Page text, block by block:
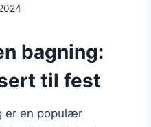
bagning:
til fest
er en populær